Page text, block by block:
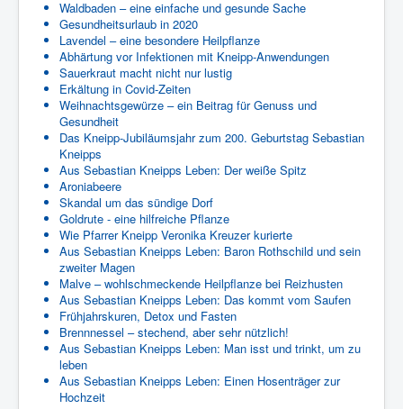
Waldbaden – eine einfache und gesunde Sache
Gesundheitsurlaub in 2020
Lavendel – eine besondere Heilpflanze
Abhärtung vor Infektionen mit Kneipp-Anwendungen
Sauerkraut macht nicht nur lustig
Erkältung in Covid-Zeiten
Weihnachtsgewürze – ein Beitrag für Genuss und
Gesundheit
Das Kneipp-Jubiläumsjahr zum 200. Geburtstag Sebastian
Kneipps
Aus Sebastian Kneipps Leben: Der weiße Spitz
Aroniabeere
Skandal um das sündige Dorf
Goldrute - eine hilfreiche Pflanze
Wie Pfarrer Kneipp Veronika Kreuzer kurierte
Aus Sebastian Kneipps Leben: Baron Rothschild und sein
zweiter Magen
Malve – wohlschmeckende Heilpflanze bei Reizhusten
Aus Sebastian Kneipps Leben: Das kommt vom Saufen
Frühjahrskuren, Detox und Fasten
Brennnessel – stechend, aber sehr nützlich!
Aus Sebastian Kneipps Leben: Man isst und trinkt, um zu
leben
Aus Sebastian Kneipps Leben: Einen Hosenträger zur
Hochzeit